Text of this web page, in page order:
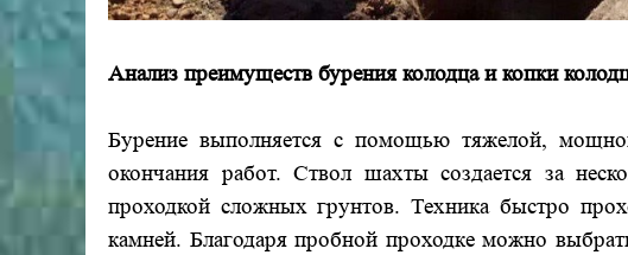
Анализ преимуществ бурения колодца и копки
Бурение выполняется с помощью тяжелой,
окончания работ. Ствол шахты создается за
проходкой сложных грунтов. Техника быстро
камней. Благодаря пробной проходке можно